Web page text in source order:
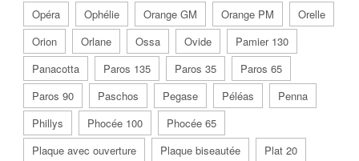
Opéra
Ophélie Orange GM Orange PM
Orelle
Orion
Orlane Ossa Ovide
Pamier 130
Panacotta
Paros 135 Paros 35
Paros 65
Paros 90
Paschos Pegase Péléas
Penna
Phillys
Phocée 100
Phocée 65
Plaque avec ouverture
Plaque biseautée
Plat 20